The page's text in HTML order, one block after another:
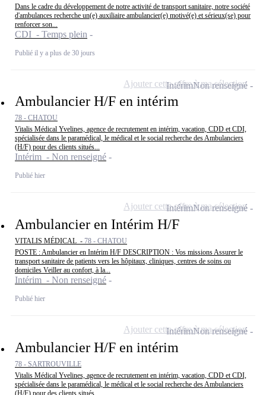
Dans le cadre du développement de notre activité de transport sanitaire, notre société
d'ambulances recherche un(e) auxiliaire ambulancier(e) motivé(e) et sérieux(se) pour
renforcer son...
CDI - Temps plein
Publié il y a plus de 30 jours
Ambulancier H/F en intérim
78 - CHATOU
Vitalis Médical Yvelines, agence de recrutement en intérim, vacation, CDD et CDI,
spécialisée dans le paramédical, le médical et le social recherche des Ambulanciers
(H/F) pour des clients situés...
Intérim - Non renseigné
Publié hier
IntérimNon renseigné
Ajouter cette offre à ma sélection
Ambulancier en Intérim H/F
VITALIS MÉDICAL - 78 - CHATOU
POSTE : Ambulancier en Intérim H/F DESCRIPTION : Vos missions Assurer le
transport sanitaire de patients vers les hôpitaux, cliniques, centres de soins ou
domiciles Veiller au confort, à la...
Intérim - Non renseigné
Publié hier
IntérimNon renseigné
Ajouter cette offre à ma sélection
Ambulancier H/F en intérim
78 - SARTROUVILLE
Vitalis Médical Yvelines, agence de recrutement en intérim, vacation, CDD et CDI,
spécialisée dans le paramédical, le médical et le social recherche des Ambulanciers
IntérimNon renseigné
Ajouter cette offre à ma sélection